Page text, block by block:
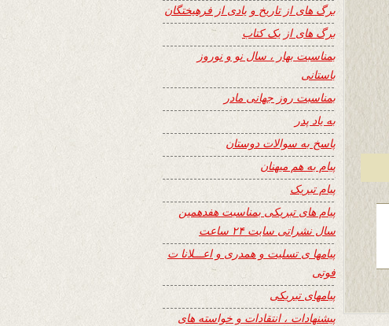
برگ های از تاریخ و یادی از فرهیختگان
برگ های از یک کتاب
بمناسبت بهار ، سال نو و نوروز
باستانی
بمناسبت روز جهانی مادر
به یاد پدر
پاسخ به سوالات دوستان
پیام به هم میهنان
پیام تبریک
پیام های تبریکی بمناسبت هفدهمین
سال نشراتی سایت ۲۴ ساعت
پیامها ی تسلیت و همدری و اعـــلانا ت
فوتی
پیامهای تبریکی
پیشنهادات ، انتقادات و خواسته های